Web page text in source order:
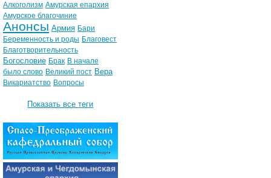
Алкоголизм Амурская епархия
Амурское благочиние
Анонсы Армия Бари
Беременность и роды Благовест
Благотворительность
Богословие Брак В начале
было слово Великий пост Вера
Викариатство Вопросы
Показать все теги